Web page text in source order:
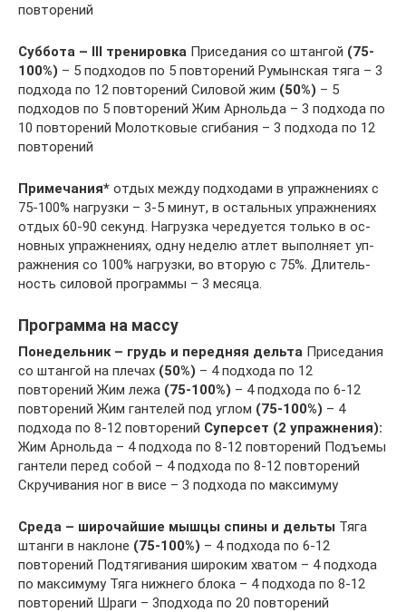
повторений
Суббота – III тренировка Приседания со штангой (75-
100%) – 5 подходов по 5 повторений Румынская тяга – 3
подхода по 12 повторений Силовой жим (50%) – 5
подходов по 5 повторений Жим Арнольда – 3 подхода по
10 повторений Молотковые сгибания – 3 подхода по 12
повторений
Примечания* отдых между подходами в упражнениях с
75-100% наг­руз­ки – 3-5 ми­нут, в ос­таль­ных уп­раж­не­ни­ях
от­дых 60-90 се­кунд. На­г­руз­ка че­ре­ду­ет­ся толь­ко в ос­
нов­ных уп­раж­не­ни­ях, од­ну не­де­лю ат­лет вы­пол­ня­ет уп­
раж­не­ния со 100% на­г­руз­ки, во вто­рую с 75%. Дли­тель­
ность си­ло­вой прог­рам­мы – 3 ме­ся­ца.
Программа на массу
Понедельник – грудь и передняя дельта Приседания
со штангой на плечах (50%) – 4 подхода по 12
повторений Жим лежа (75-100%) – 4 подхода по 6-12
повторений Жим гантелей под углом (75-100%) – 4
подхода по 8-12 повторений Суперсет (2 упражнения):
Жим Арнольда – 4 подхода по 8-12 повторений Подъемы
гантели перед собой – 4 подхода по 8-12 повторений
Скручивания ног в висе – 3 подхода по максимуму
Среда – широчайшие мышцы спины и дельты Тяга
штанги в наклоне (75-100%) – 4 подхода по 6-12
повторений Подтягивания широким хватом – 4 подхода
по максимуму Тяга нижнего блока – 4 подхода по 8-12
повторений Шраги – 3подхода по 20 повторений